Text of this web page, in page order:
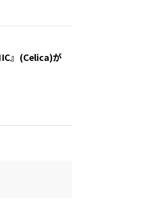
』(Celica)が